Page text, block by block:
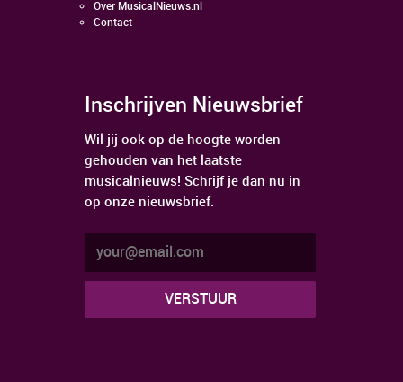
Over MusicalNieuws.nl
Contact
Inschrijven Nieuwsbrief
Wil jij ook op de hoogte worden
gehouden van het laatste
musicalnieuws! Schrijf je dan nu in
op onze nieuwsbrief.